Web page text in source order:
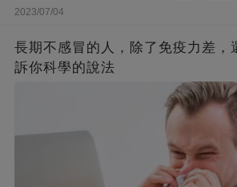
2023/07/04
長期不感冒的人，除了免疫力差，
訴你科學的說法